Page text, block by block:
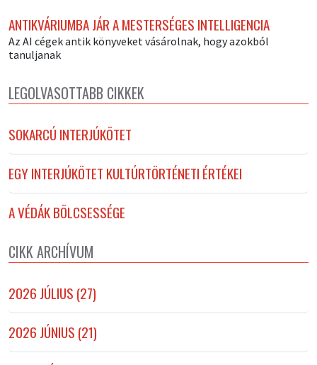
ANTIKVÁRIUMBA JÁR A MESTERSÉGES INTELLIGENCIA
Az AI cégek antik könyveket vásárolnak, hogy azokból
tanuljanak
LEGOLVASOTTABB CIKKEK
SOKARCÚ INTERJÚKÖTET
EGY INTERJÚKÖTET KULTÚRTÖRTÉNETI ÉRTÉKEI
A VÉDÁK BÖLCSESSÉGE
CIKK ARCHÍVUM
2026 JÚLIUS (27)
2026 JÚNIUS (21)